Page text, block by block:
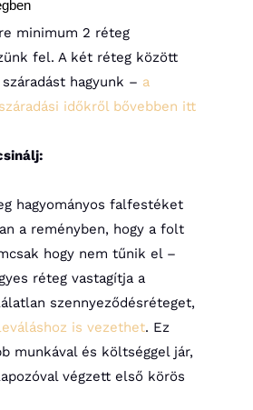
minimum 2 réteg
fel. A két réteg között
hagyunk – a
időkről bővebben itt
hagyományos falfestéket
a reményben, hogy a folt
hogy nem tűnik el –
réteg vastagítja a
szennyeződésréteget,
is vezethet. Ez
munkával és költséggel jár,
végzett első körös